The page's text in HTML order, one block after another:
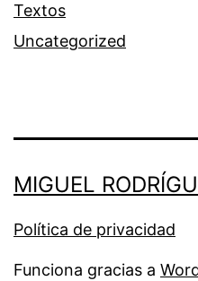
Textos
Uncategorized
MIGUEL
Política de privacidad
Funciona gracias a